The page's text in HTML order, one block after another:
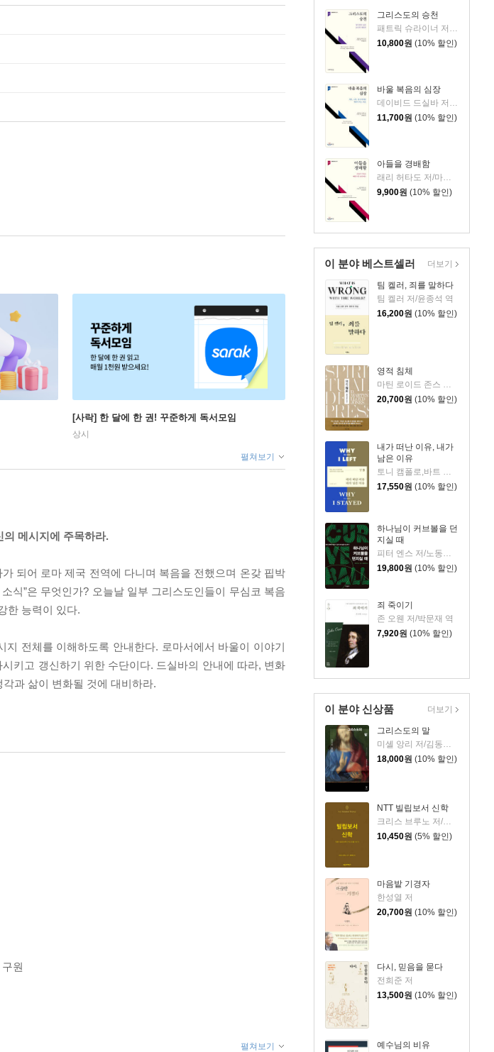
그리스도의 승천
패트릭 슈라이너 저/바이클 버드 편/박장훈 역
10,800원 (10% 할인)
바울 복음의 심장
데이비드 드실바 저/오광만 역
11,700원 (10% 할인)
아들을 경배함
래리 허타도 저/마이클 버드 편/송동민 역
9,900원 (10% 할인)
이 분야 베스트셀러
팀 켈러, 죄를 말하다
팀 켈러 저/윤종석 역
16,200원 (10% 할인)
영적 침체
20,700원 (10% 할인)
내가 떠난 이유, 내가
남은 이유
토니 캠폴로,바트 캠폴로 저/노종문 역
17,550원 (10% 할인)
하나님이 커브볼을 던
지실 때
피터 엔스 저/노동래 역
19,800원 (10% 할인)
죄 죽이기
존 오웬 저/박문재 역
7,920원 (10% 할인)
더보기
이 분야 신상품
그리스도의 말
미셸 앙리 저/김동규 역
18,000원 (10% 할인)
NTT 빌립보서 신학
크리스 브루노 저/권대영 역
10,450원 (5% 할인)
마음밭 기경자
한성열 저
20,700원 (10% 할인)
다시, 믿음을 묻다
전희준 저
13,500원 (10% 할인)
예수님의 비유
더보기
[사락] 한 달에 한 권! 꾸준하게 독서모임
상시
펼쳐보기
메시지에 주목하라.
되어 로마 제국 전역에 다니며 복음을 전했으며 온갖 핍박
식”은 무엇인가? 오늘날 일부 그리스도인들이 무심코 복음
한 능력이 있다.
지 전체를 이해하도록 안내한다. 로마서에서 바울이 이야기
키고 갱신하기 위한 수단이다. 드실바의 안내에 따라, 변화
과 삶이 변화될 것에 대비하라.
원
펼쳐보기